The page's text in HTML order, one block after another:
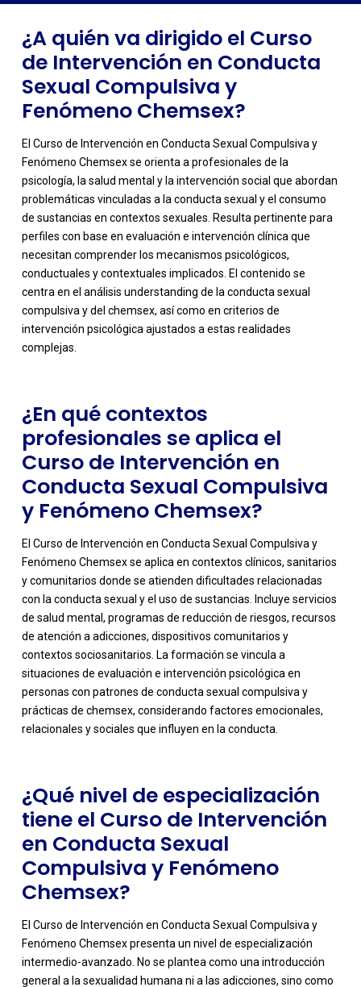
¿A quién va dirigido el Curso
de Intervención en Conducta
Sexual Compulsiva y
Fenómeno Chemsex?
El Curso de Intervención en Conducta Sexual Compulsiva y
Fenómeno Chemsex se orienta a profesionales de la
psicología, la salud mental y la intervención social que abordan
problemáticas vinculadas a la conducta sexual y el consumo
de sustancias en contextos sexuales. Resulta pertinente para
perfiles con base en evaluación e intervención clínica que
necesitan comprender los mecanismos psicológicos,
conductuales y contextuales implicados. El contenido se
centra en el análisis understanding de la conducta sexual
compulsiva y del chemsex, así como en criterios de
intervención psicológica ajustados a estas realidades
complejas.
-
¿En qué contextos
profesionales se aplica el
Curso de Intervención en
Conducta Sexual Compulsiva
y Fenómeno Chemsex?
El Curso de Intervención en Conducta Sexual Compulsiva y
Fenómeno Chemsex se aplica en contextos clínicos, sanitarios
y comunitarios donde se atienden dificultades relacionadas
con la conducta sexual y el uso de sustancias. Incluye servicios
de salud mental, programas de reducción de riesgos, recursos
de atención a adicciones, dispositivos comunitarios y
contextos sociosanitarios. La formación se vincula a
situaciones de evaluación e intervención psicológica en
personas con patrones de conducta sexual compulsiva y
prácticas de chemsex, considerando factores emocionales,
relacionales y sociales que influyen en la conducta.
-
¿Qué nivel de especialización
tiene el Curso de Intervención
en Conducta Sexual
Compulsiva y Fenómeno
Chemsex?
El Curso de Intervención en Conducta Sexual Compulsiva y
Fenómeno Chemsex presenta un nivel de especialización
intermedio-avanzado. No se plantea como una introducción
general a la sexualidad humana ni a las adicciones, sino como